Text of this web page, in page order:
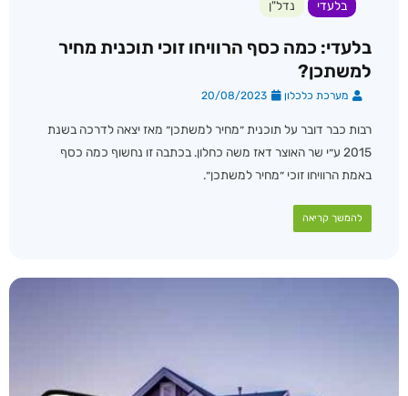
בלעדי נדל"ן
בלעדי: כמה כסף הרוויחו זוכי תוכנית מחיר
למשתכן?
מערכת כלכלון
רבות כבר דובר על תוכנית ״מחיר למשתכן״ מאז יצאה לדרכה בשנת
2015 ע״י שר האוצר דאז משה כחלון. בכתבה זו נחשוף כמה כסף
באמת הרוויחו זוכי ״מחיר למשתכן״.
להמשך קריאה